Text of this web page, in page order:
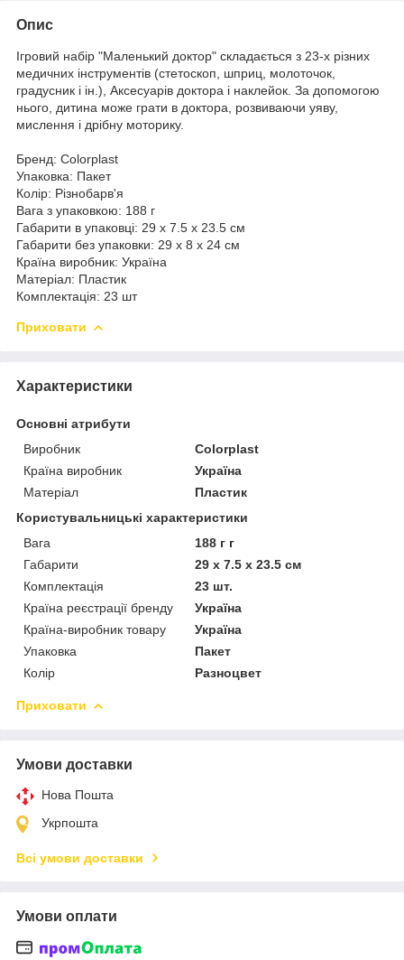
Опис
Ігровий набір "Маленький доктор" складається з 23-х різних
медичних інструментів (стетоскоп, шприц, молоточок,
градусник і ін.), Аксесуарів доктора і наклейок. За допомогою
нього, дитина може грати в доктора, розвиваючи уяву,
мислення і дрібну моторику.
Бренд: Colorplast
Упаковка: Пакет
Колір: Різнобарв'я
Вага з упаковкою: 188 г
Габарити в упаковці: 29 x 7.5 x 23.5 см
Габарити без упаковки: 29 x 8 x 24 см
Країна виробник: Україна
Матеріал: Пластик
Комплектація: 23 шт
Приховати
Характеристики
Основні атрибути
Виробник
Colorplast
Країна виробник
Україна
Матеріал
Пластик
Користувальницькі характеристики
Вага
188 г г
Габарити
29 x 7.5 x 23.5 см
Комплектація
23 шт.
Країна реєстрації бренду
Україна
Країна-виробник товару
Україна
Упаковка
Пакет
Колір
Разноцвет
Приховати
Умови доставки
Нова Пошта
Укрпошта
Всі умови доставки
Умови оплати